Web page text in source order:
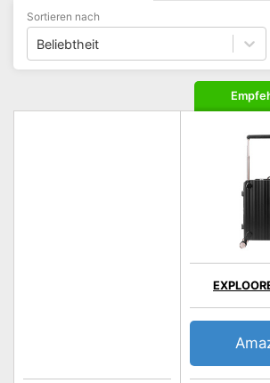
Sortieren nach
Beliebtheit